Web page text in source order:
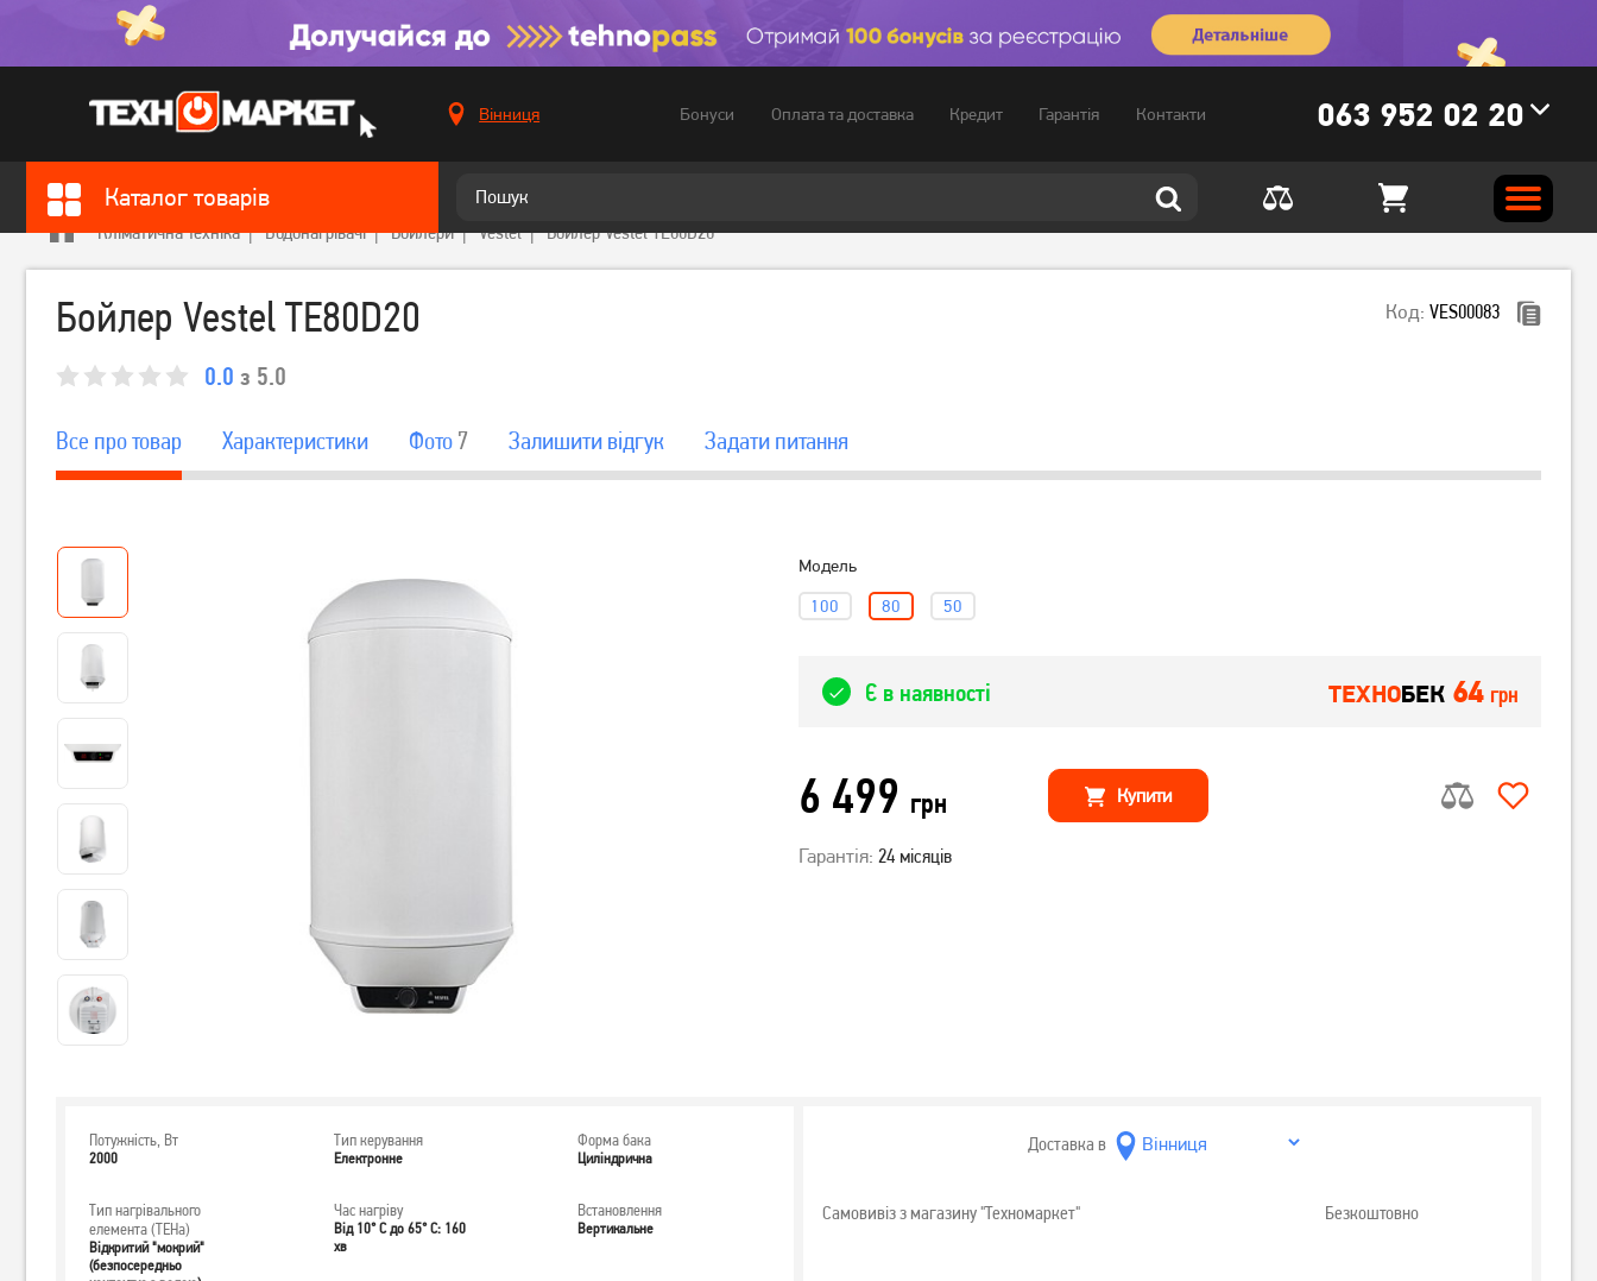
Вінниця Бонуси Оплата та доставка Кредит Гарантія Контакти 063 952 02 20
Каталог товарів
Кліматична техніка Водонагрівачі Бойлери Vestel Бойлер Vestel TE80D20
Бойлер Vestel TE80D20 Код: VES00083
0.0 з 5.0
Все про товар Характеристики Фото 7 Залишити вiдгук Задати питання
Модель
100
80 50
Є в наявності ТЕХНОБЕК 64 грн
6 499 грн Купити
Гарантія: 24 місяців
Потужність, Вт
2000
Тип керування
Електронне
Форма бака
Циліндрична
Тип нагрівального
елемента (ТЕНа)
Відкритий "мокрий"
(безпосередньо
Час нагріву
Від 10° С до 65° С: 160
хв
Встановлення
Вертикальне
Доставка в
Самовивіз з магазину "Техномаркет" Безкоштовно